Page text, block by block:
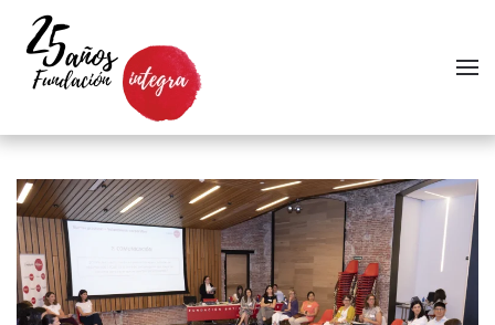
Skip to main content